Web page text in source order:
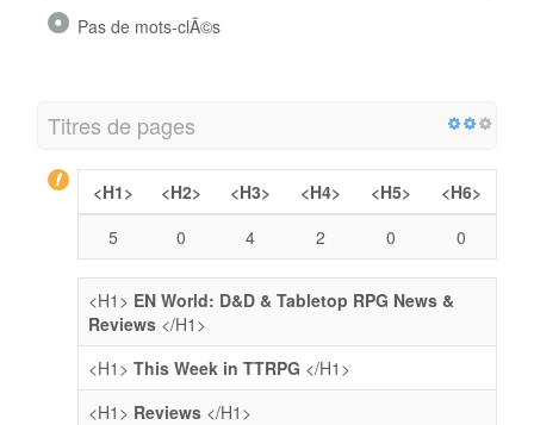
Pas de mots-clÃ©s
Titres de pages
<H1> <H2> <H3> <H4> <H5>
<H6>
5
0 4 2 0 0
<H1> EN World: D&D & Tabletop RPG News &
Reviews </H1>
<H1> This Week in TTRPG </H1>
<H1> Reviews </H1>